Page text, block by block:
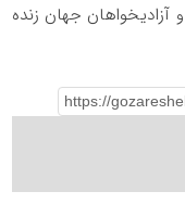
جهان زنده